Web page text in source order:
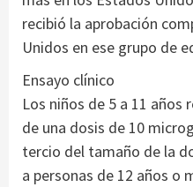
recibió la aprobación
Unidos en ese grupo de
Ensayo clínico
Los niños de 5 a 11 años
de una dosis de 10
tercio del tamaño de la
a personas de 12 años o